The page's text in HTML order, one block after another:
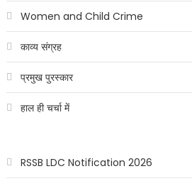
Women and Child Crime
काव्य संग्रह
प्रमुख पुरस्कार
हाल ही चर्चा में
RSSB LDC Notification 2026